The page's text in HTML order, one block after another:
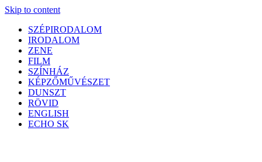
Skip to content
SZÉPIRODALOM
IRODALOM
ZENE
FILM
SZÍNHÁZ
KÉPZŐMŰVÉSZET
DUNSZT
RÖVID
ENGLISH
ECHO SK